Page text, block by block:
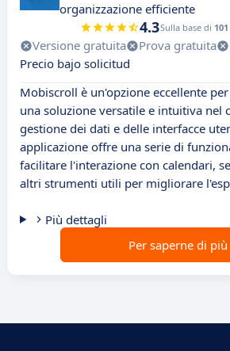
organizzazione efficiente
4.3Sulla base di
Versione gratuita Prova gratuita
Precio bajo solicitud
Mobiscroll è un'opzione eccellente
una soluzione versatile e intuitiva nel
gestione dei dati e delle interfacce
applicazione offre una serie di
facilitare l'interazione con calendari,
altri strumenti utili per migliorare
Più dettagli
Per saperne di più